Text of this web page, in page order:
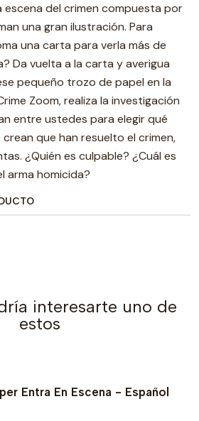
escena del crimen compuesta por
una gran ilustración. Para
una carta para verla más de
Da vuelta a la carta y averigua
pequeño trozo de papel en la
Zoom, realiza la investigación
entre ustedes para elegir qué
que han resuelto el crimen,
¿Quién es culpable? ¿Cuál es
arma homicida?
interesarte uno de
estos
Entra En Escena - Español